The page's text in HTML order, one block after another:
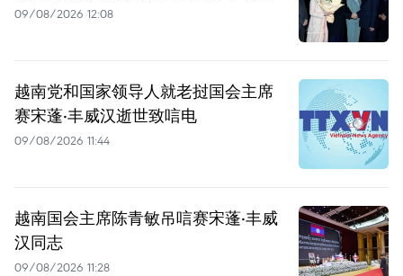
09/08/2026 12:08
越南党和国家领导人就老挝国会主席
赛宋蓬·丰威汉逝世致唁电
09/08/2026 11:44
越南国会主席陈青敏吊唁赛宋蓬·丰威
汉同志
09/08/2026 11:28